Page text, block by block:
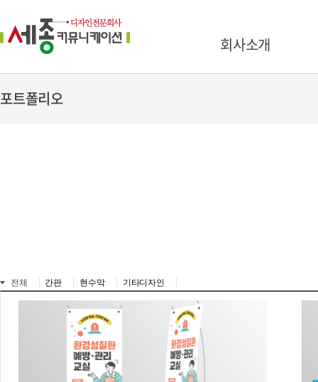
회사소개
포트폴리오
전체 간판 현수막 기타디자인